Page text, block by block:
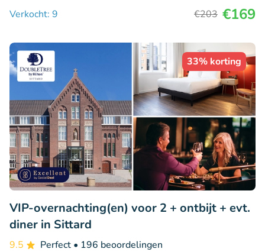
Verkocht: 9
€203 €169
33% korting
VIP-overnachting(en) voor 2 + ontbijt + evt.
diner in Sittard
9.5 Perfect • 196 beoordelingen